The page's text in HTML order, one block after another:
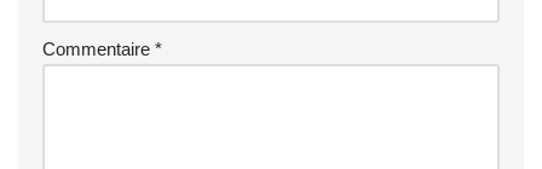
Commentaire *